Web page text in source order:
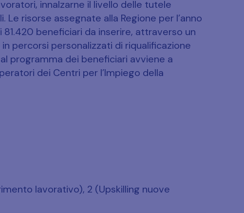
innalzarne il livello delle tutele
risorse assegnate alla Regione per l’anno
beneficiari da inserire, attraverso un
percorsi personalizzati di riqualificazione
programma dei beneficiari avviene a
dei Centri per l’Impiego della
lavorativo), 2 (Upskilling nuove